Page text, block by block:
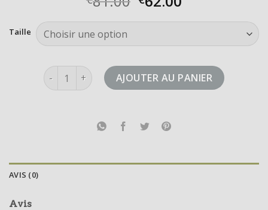
Taille
quantité de niteballAJOUTER AU PANIER
AVIS (0)
Avis